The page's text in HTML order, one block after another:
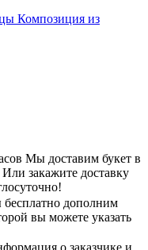
Композиция из
Мы доставим букет в
Или закажите доставку
дополним
вы можете указать